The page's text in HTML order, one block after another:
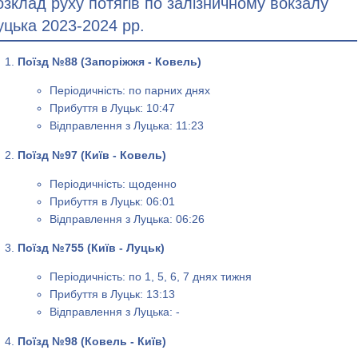
2023-2024 рр.
Поїзд №88 (Запоріжжя - Ковель)
Періодичність: по парних днях
Прибуття в Луцьк: 10:47
Відправлення з Луцька: 11:23
Поїзд №97 (Київ - Ковель)
Періодичність: щоденно
Прибуття в Луцьк: 06:01
Відправлення з Луцька: 06:26
Поїзд №755 (Київ - Луцьк)
Періодичність: по 1, 5, 6, 7 днях тижня
Прибуття в Луцьк: 13:13
Відправлення з Луцька: -
Поїзд №98 (Ковель - Київ)